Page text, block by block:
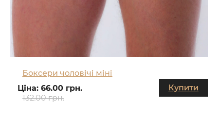
Боксери чоловічі міні
Ціна: 66.00 грн.
132.00 грн.
Купити